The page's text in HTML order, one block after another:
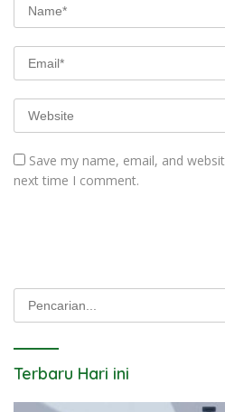
Save my name, email, and
next time I comment.
Pencarian
Terbaru Hari ini